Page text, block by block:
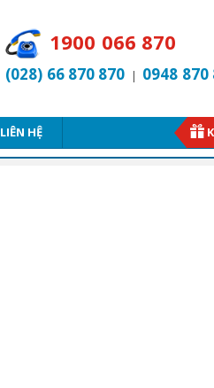
1900 066 870
(028) 66 870 870 | 0948 870
LIÊN HỆ